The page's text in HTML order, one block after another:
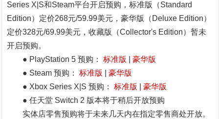
Series X|S和Steam平台开启预购，标准版（Standard
Edition）定价268元/59.99美元，豪华版（Deluxe Edition）
定价328元/69.99美元，收藏版（Collector's Edition）暂未
开启预购。
● PlayStation 5 预购： 标准版
豪华版
● Steam 预购： 标准版
豪华版
● Xbox Series X|S 预购： 标准版
豪华版
● 任天堂 Switch 2 版本将于稍后开放预购
实体店零售预购将于未来几天内在指定零售商处开放。